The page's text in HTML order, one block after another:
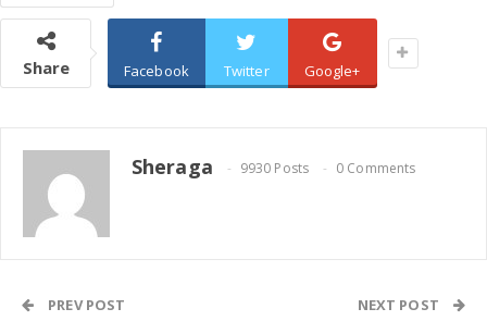
Share Facebook Twitter Google+
Sheraga 9930 Posts 0 Comments
PREV POST NEXT POST